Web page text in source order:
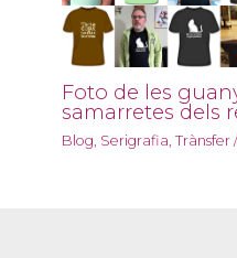
Foto de les
samarretes dels
Blog Serigrafia ,Trànsfer